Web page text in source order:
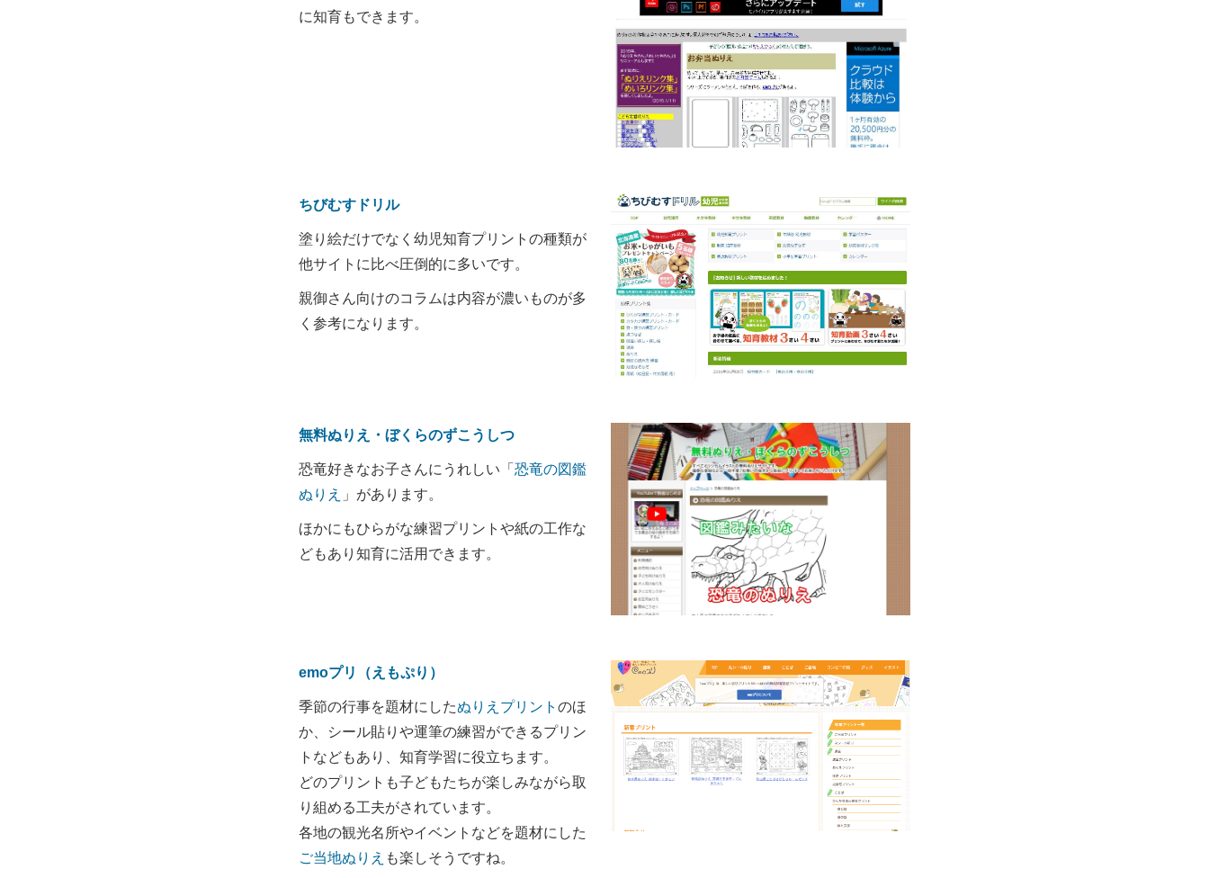
に知育もできます。
ちびむすドリル
塗り絵だけでなく幼児知育プリントの種類が
他サイトに比べ圧倒的に多いです。
親御さん向けのコラムは内容が濃いものが多
く参考になります。
無料ぬりえ・ぼくらのずこうしつ
恐竜好きなお子さんにうれしい「 恐竜の図鑑
ぬりえ
」があります。
ほかにもひらがな練習プリントや紙の工作な
どもあり知育に活用できます。
emoプリ（えもぷり）
季節の行事を題材にしたぬりえプリント のほ
か、シール貼りや運筆の練習ができるプリン
トなどもあり、知育学習に役立ちます。
どのプリントも子どもたちが楽しみながら取
り組める工夫がされています。
各地の観光名所やイベントなどを題材にした
ご当地ぬりえ も楽しそうですね。